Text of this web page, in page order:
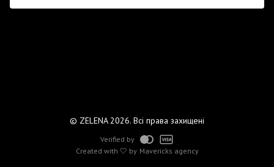
© ZELENA 2026. Всі права захищені
Created with 🤍 by Mavericks agency
Verified by